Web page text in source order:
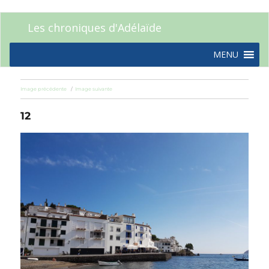
Les chroniques d'Adélaïde
MENU
Image précédente Image suivante
12